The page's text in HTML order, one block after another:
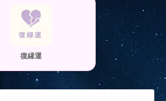
復縁運